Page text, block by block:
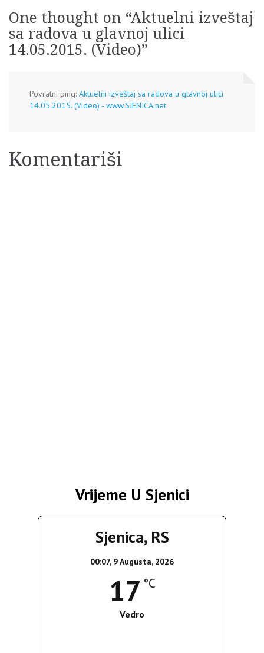
One thought on “Aktuelni izveštaj
sa radova u glavnoj ulici
14.05.2015. (Video)”
Povratni ping: Aktuelni izveštaj sa radova u glavnoj ulici
14.05.2015. (Video) - www.SJENICA.net
Komentariši
Vrijeme U Sjenici
Sjenica, RS
00:07, 9 Augusta, 2026
17 °C
Vedro